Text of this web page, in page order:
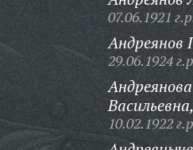
07.06.1921
Андреянов
29.06.1924
Васильевна,
10.02.1922